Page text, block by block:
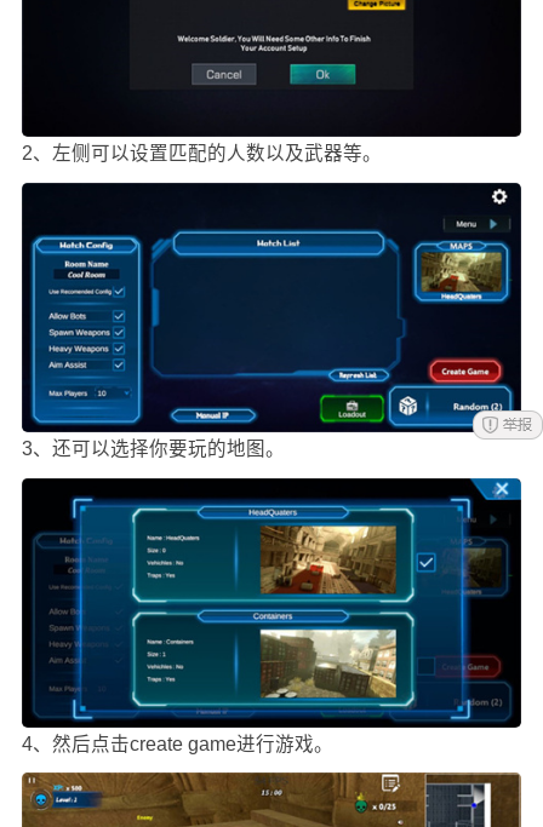
2、左侧可以设置匹配的人数以及武器等。
3、还可以选择你要玩的地图。
4、然后点击create game进行游戏。